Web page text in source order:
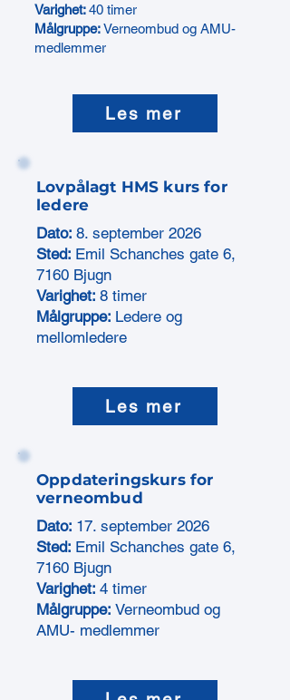
Varighet:40 timer
Målgruppe:Verneombud og AMU-
medlemmer
Les mer
Lovpålagt HMS kurs for
ledere
Dato: 8. september 2026
Sted: Emil Schanches gate 6,
7160 Bjugn
Varighet: 8 timer
Målgruppe: Ledere og
mellomledere​
Les mer
Oppdateringskurs for
verneombud
Dato: 17. september 2026
Sted: Emil Schanches gate 6,
7160 Bjugn
Varighet: 4 timer
Målgruppe: Verneombud og
AMU- medlemmer